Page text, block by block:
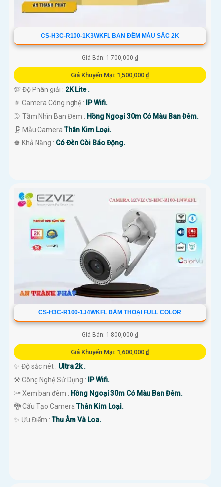
CS-H3C-R100-1K3WKFL BAN ĐÊM MÀU SẮC 2K
Giá Bán: 1,700,000 ₫
Giá Khuyến Mại: 1,500,000 ₫
💯 Độ Phân giải : 2K Lite .
⚜️ Camera Công nghệ :
IP Wifi.
🌛 Tầm Nhìn Ban Đêm : Hồng Ngoại 30m Có Màu Ban Đêm.
🗜️ Mẫu CameraThân Kim Loại.
️♚ Khả Năng : Có Đèn Còi Báo Động.
CS-H3C-R100-1J4WKFL ĐÀM THOẠI FULL COLOR
Giá Bán: 1,800,000 ₫
Giá Khuyến Mại: 1,600,000 ₫
✨ Độ sắc nét : Ultra 2k .
⚒ Công Nghệ Sử Dụng : IP Wifi.
🔦 Xem ban đêm : Hồng Ngoại 30m Có Màu Ban Đêm.
🐉️ Cấu Tạo CameraThân Kim Loại.
️✨ Ưu Điểm :Thu Âm Và Loa.